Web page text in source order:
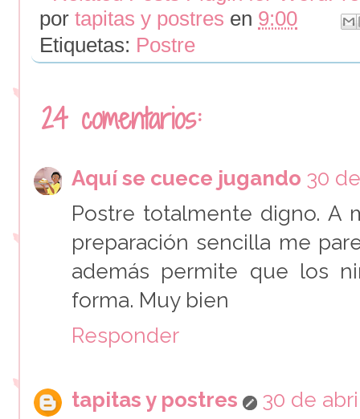
por tapitas y postres en 9:00
Etiquetas: Postre
24 comentarios:
Aquí se cuece jugando 30
Postre totalmente digno. A
preparación sencilla me
además permite que los
forma. Muy bien
Responder
tapitas y postres
30 de